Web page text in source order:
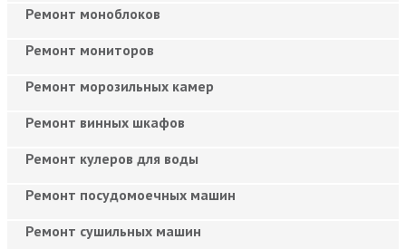
Ремонт моноблоков
Ремонт мониторов
Ремонт морозильных камер
Ремонт винных шкафов
Ремонт кулеров для воды
Ремонт посудомоечных машин
Ремонт сушильных машин